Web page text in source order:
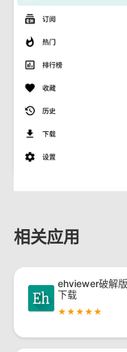
相关应用
ehviewer破解
下载
★★★★★